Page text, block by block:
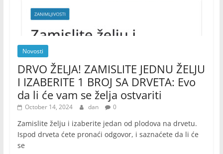
Novosti
DRVO ŽELJA! ZAMISLITE JEDNU ŽELJU
I IZABERITE 1 BROJ SA DRVETA: Evo
da li će vam se želja ostvariti
October 14, 2024 dan 0
Zamislite želju i izaberite jedan od plodova na drvetu.
Ispod drveta ćete pronaći odgovor, i saznaćete da li će
se